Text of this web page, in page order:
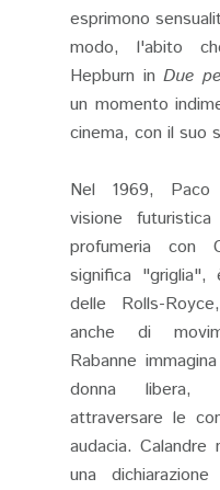
esprimono
modo, l'abito
Hepburn inDue
un momento
cinema, con il suo
Nel 1969, Paco
visione
profumeria con
significa "griglia",
delle Rolls-
anche di
Rabanne
donna libera,
attraversare le
audacia.
una